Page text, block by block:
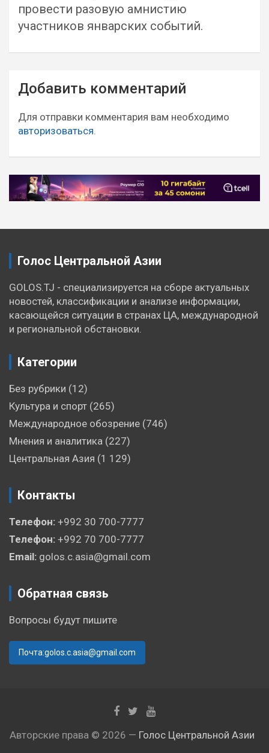
провести разовую амнистию
участников январских событий.
Навигация
по
записям
Добавить комментарий
Для отправки комментария вам необходимо
авторизоваться.
Голос Центральной Азии
GOLOS.TJ - специализируется на сборе актуальных
новостей, классификации и анализе информации,
касающейся ситуации в странах ЦА, международной
и региональной обстановки.
Категории
Без рубрики (12)
Культура и спорт (265)
Международное обозрение (746)
Мнения и аналитика (227)
Центральная Азия (1 129)
Контакты
Телефон: +992 30 700-7777
Телефон: +992 70 700-7777
Email: golos.c.asia@gmail.com
Обратная связь
Вопросы будут пишите
Почта:golos.c.asia@gmail.com
Авторские права © 2026 — Голос Центральной Азии